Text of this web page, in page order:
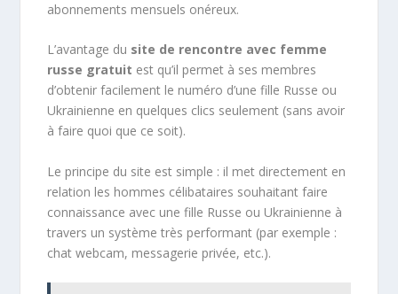
abonnements mensuels onéreux.
L’avantage du site de rencontre avec femme
russe gratuit est qu’il permet à ses membres
d’obtenir facilement le numéro d’une fille Russe ou
Ukrainienne en quelques clics seulement (sans avoir
à faire quoi que ce soit).
Le principe du site est simple : il met directement en
relation les hommes célibataires souhaitant faire
connaissance avec une fille Russe ou Ukrainienne à
travers un système très performant (par exemple :
chat webcam, messagerie privée, etc.).